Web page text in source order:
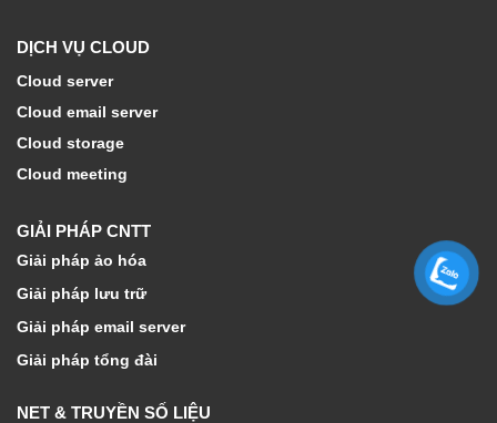
DỊCH VỤ CLOUD
Cloud server
Cloud email server
Cloud storage
Cloud meeting
GIẢI PHÁP CNTT
Giải pháp ảo hóa
Giải pháp lưu trữ
Giải pháp email server
Giải pháp tổng đài
NET & TRUYỀN SỐ LIỆU